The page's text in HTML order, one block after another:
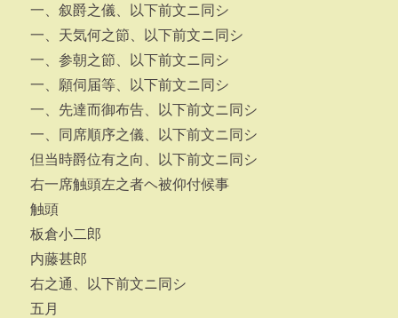
一、叙爵之儀、以下前文ニ同シ
一、天気何之節、以下前文ニ同シ
一、参朝之節、以下前文ニ同シ
一、願伺届等、以下前文ニ同シ
一、先達而御布告、以下前文ニ同シ
一、同席順序之儀、以下前文ニ同シ
但当時爵位有之向、以下前文ニ同シ
右一席触頭左之者ヘ被仰付候事
触頭
板倉小二郎
内藤甚郎
右之通、以下前文ニ同シ
五月